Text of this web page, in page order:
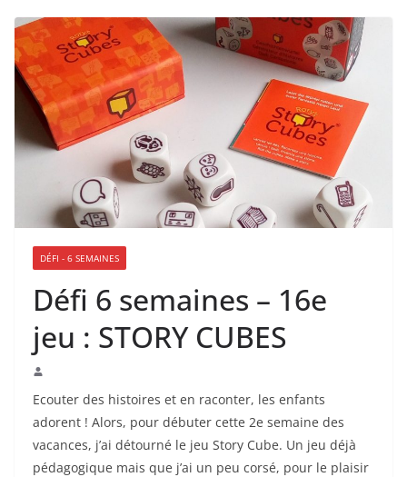
DÉFI - 6 SEMAINES
Défi 6 semaines – 16e
jeu : STORY CUBES
Ecouter des histoires et en raconter, les enfants
adorent ! Alors, pour débuter cette 2e semaine des
vacances, j’ai détourné le jeu Story Cube. Un jeu déjà
pédagogique mais que j’ai un peu corsé, pour le plaisir